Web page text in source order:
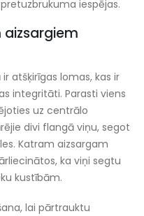
iespējas.
atšķirīgas lomas, kas ir
integritāti. Parasti viens
uz centrālo
divi flangā viņu, segot
Katram aizsargam
ka viņi segtu
kustībām.
lai pārtrauktu